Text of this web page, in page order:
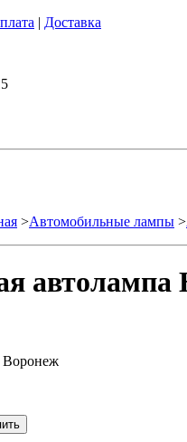
| Доставка
>Автомобильные лампы >
Воронеж